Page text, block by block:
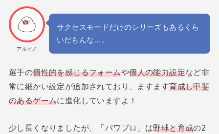
アルビノ
サクセスモードだけのシリーズもあるくら
いだもんな…。
選手の個性的を感じるフォームや個人の能力設定など非
常に細かい設定が追加されており、ますます育成し甲斐
のあるゲームに進化していますよ！
少し長くなりましたが、「パワプロ」は野球と育成の2